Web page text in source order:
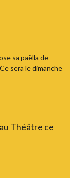
sa paëlla de
sera le dimanche
Théâtre ce